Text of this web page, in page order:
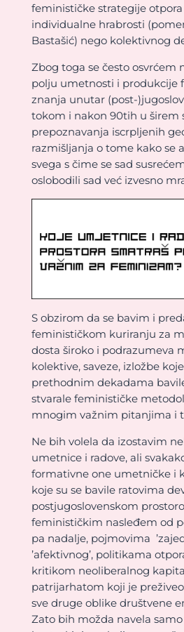
feminističke strategije otpora
individualne hrabrosti
Bastašić) nego kolektivnog
Zbog toga se često osvrćem
polju umetnosti i produkcije
znanja unutar (post-
tokom i nakon 90tih u širem
prepoznavanja iscrpljenih
razmišljanja o tome kako se
svega s čime se sad
oslobodili sad već izvesno
S obzirom da se bavim i
feminističkom kuriranju za
dosta široko i podrazumeva
kolektive, saveze, izložbe
prethodnim dekadama
stvarale feminističke
mnogim važnim pitanjima i
Ne bih volela da izostavim
umetnice i radove, ali
formativne one umetničke i
koje su se bavile ratovima
postjugoslovenskom
feminističkim nasleđem od
pa nadalje, pojmovima
’afektivnog’, politikama
kritikom neoliberalnog
patrijarhatom koji je
sve druge oblike društvene
Zato bih možda navela